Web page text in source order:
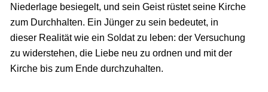
Niederlage besiegelt, und sein Geist rüstet seine Kirche
zum Durchhalten. Ein Jünger zu sein bedeutet, in
dieser Realität wie ein Soldat zu leben: der Versuchung
zu widerstehen, die Liebe neu zu ordnen und mit der
Kirche bis zum Ende durchzuhalten.